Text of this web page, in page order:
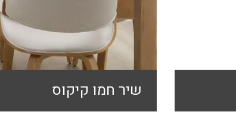
שיר חמו קיקוס